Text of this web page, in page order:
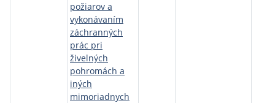
požiarov a
vykonávaním
záchranných
prác pri
živelných
pohromách a
iných
mimoriadnych